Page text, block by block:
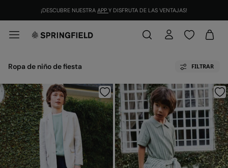
¡DESCUBRE NUESTRA APP Y DISFRUTA DE LAS VENTAJAS!
Ropa de niño de fiesta FILTRAR